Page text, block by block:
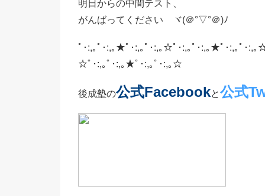
明日からの中間テスト、
がんばってください ヾ(＠°▽°＠)ﾉ
ﾟ･:,｡ﾟ･:,｡★ﾟ･:,｡ﾟ･:,｡☆ﾟ･:,｡ﾟ･:,｡★ﾟ･:,｡ﾟ･:,
☆ﾟ･:,｡ﾟ･:,｡★ﾟ･:,｡ﾟ･:,｡☆
後成塾の公式Facebookと公式